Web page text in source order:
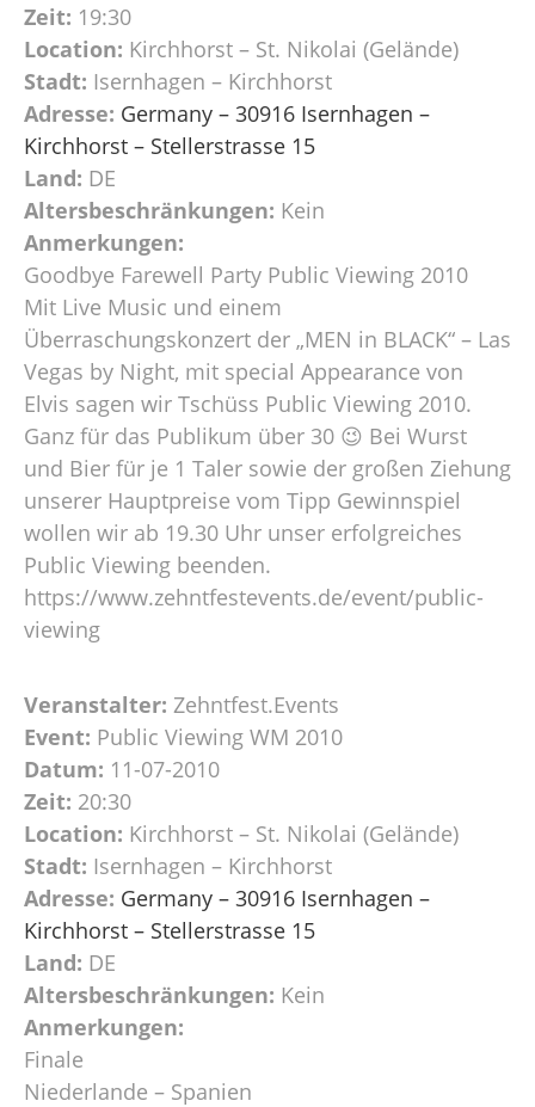
Zeit: 19:30
Location: Kirchhorst – St. Nikolai (Gelände)
Stadt: Isernhagen – Kirchhorst
Adresse: Germany – 30916 Isernhagen –
Kirchhorst – Stellerstrasse 15
Land: DE
Altersbeschränkungen: Kein
Anmerkungen:
Goodbye Farewell Party Public Viewing 2010
Mit Live Music und einem
Überraschungskonzert der „MEN in BLACK“ – Las
Vegas by Night, mit special Appearance von
Elvis sagen wir Tschüss Public Viewing 2010.
Ganz für das Publikum über 30 😉 Bei Wurst
und Bier für je 1 Taler sowie der großen Ziehung
unserer Hauptpreise vom Tipp Gewinnspiel
wollen wir ab 19.30 Uhr unser erfolgreiches
Public Viewing beenden.
https://www.zehntfestevents.de/event/public-
viewing
Veranstalter: Zehntfest.Events
Event: Public Viewing WM 2010
Datum: 11-07-2010
Zeit: 20:30
Location: Kirchhorst – St. Nikolai (Gelände)
Stadt: Isernhagen – Kirchhorst
Adresse: Germany – 30916 Isernhagen –
Kirchhorst – Stellerstrasse 15
Land: DE
Altersbeschränkungen: Kein
Anmerkungen:
Finale
Niederlande – Spanien